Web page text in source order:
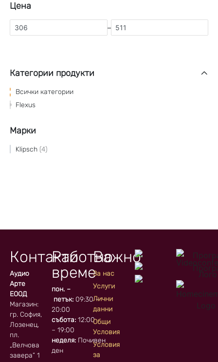
Цена
–
Категории продукти
Всички категории
Flexus
Марки
Klipsch 4
Контакти
Аудио
Арте
ЕООД
Магазин:
гр. София, кв.
Лозенец,
пл.
„Велчова
завера” 1
Работно
време
пон. –
петък:09:30 –
20:00
събота:12:00
– 19:00
неделя:Почивен
ден
Важно
За нас
Услуги
Лични
данни
Общи
Условия
Условия
за